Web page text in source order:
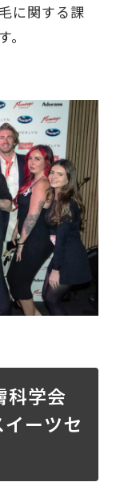
に関する課
科学会
ーツセ